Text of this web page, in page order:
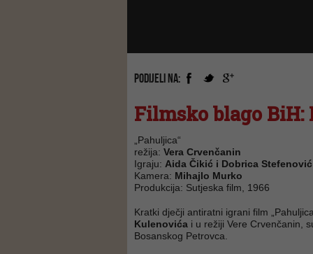
PODIJELI NA:
Filmsko blago BiH:
„Pahuljica“
režija: Vera Crvenčanin
Igraju: Aida Čikić i Dobrica Stefenović
Kamera: Mihajlo Murko
Produkcija: Sutjeska film, 1966
Kratki dječji antiratni igrani film
Kulenovića i u režiji Vere Crvenčanin,
Bosanskog Petrovca.